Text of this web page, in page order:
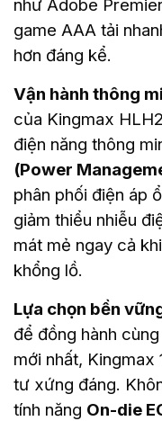
như Adobe
game AAA tải
hơn đáng kể.
Vận hành thông
của Kingmax
điện năng thông
(Power
phân phối điện áp
giảm thiểu nhiễu
mát mẻ ngay cả
khổng lồ.
Lựa chọn bền
để đồng hành
mới nhất, Kingmax
tư xứng đáng.
tính năng On-die